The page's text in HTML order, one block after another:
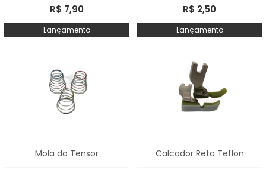
R$ 7,90
Lançamento
R$ 2,50
Lançamento
Mola do Tensor Calcador Reta Teflon